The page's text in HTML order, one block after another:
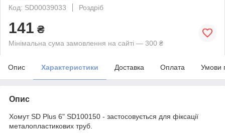
Код: SD00039033
Роздріб
141 ₴
Мінімальна сума замовлення на сайті — 300 ₴
Опис Характеристики Доставка Оплата Умови
Опис
Хомут SD Plus 6" SD100150 - застосовується для фіксації
металопластикових труб.